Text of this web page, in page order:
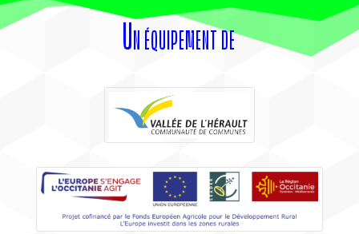
Un équipement de